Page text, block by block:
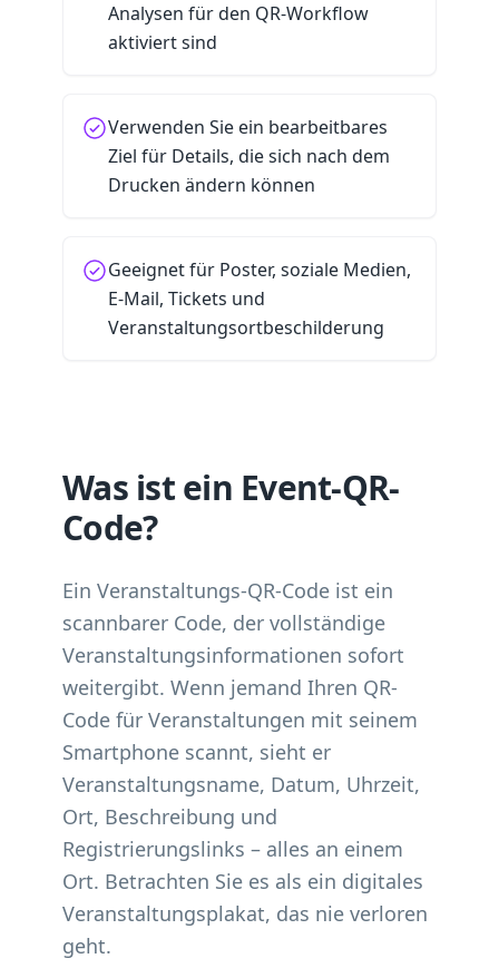
Analysen für den QR-Workflow
aktiviert sind
Verwenden Sie ein bearbeitbares
Ziel für Details, die sich nach dem
Drucken ändern können
Geeignet für Poster, soziale Medien,
E-Mail, Tickets und
Veranstaltungsortbeschilderung
Was ist ein Event-QR-
Code?
Ein Veranstaltungs-QR-Code ist ein
scannbarer Code, der vollständige
Veranstaltungsinformationen sofort
weitergibt. Wenn jemand Ihren QR-
Code für Veranstaltungen mit seinem
Smartphone scannt, sieht er
Veranstaltungsname, Datum, Uhrzeit,
Ort, Beschreibung und
Registrierungslinks – alles an einem
Ort. Betrachten Sie es als ein digitales
Veranstaltungsplakat, das nie verloren
geht.